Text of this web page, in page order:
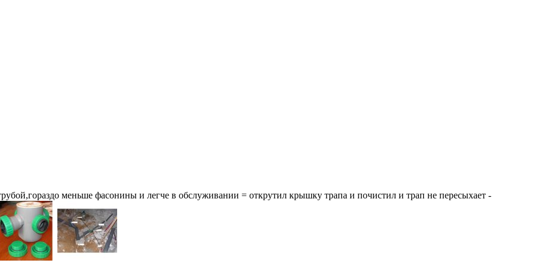
меньше фасонины и легче в обслуживании = открутил крышку трапа и почистил и трап не пересыхает -